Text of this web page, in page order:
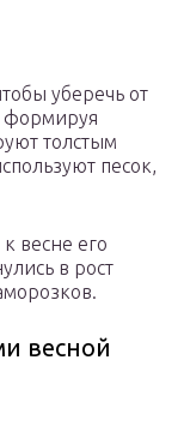
уберечь от
формируя
толстым
песок,
весне его
в рост
весной